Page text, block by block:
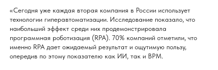
«Сегодня уже каждая вторая компания в России использует
технологии гиперавтоматизации. Исследование показало, что
наибольший эффект среди них продемонстрировала
программная роботизация (RPA). 70% компаний отметили, что
именно RPA дает ожидаемый результат и ощутимую пользу,
опередив по этому показателю как ИИ, так и BPM.